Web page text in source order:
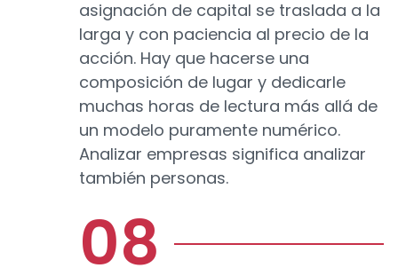
asignación de capital se traslada a la
larga y con paciencia al precio de la
acción. Hay que hacerse una
composición de lugar y dedicarle
muchas horas de lectura más allá de
un modelo puramente numérico.
Analizar empresas significa analizar
también personas.